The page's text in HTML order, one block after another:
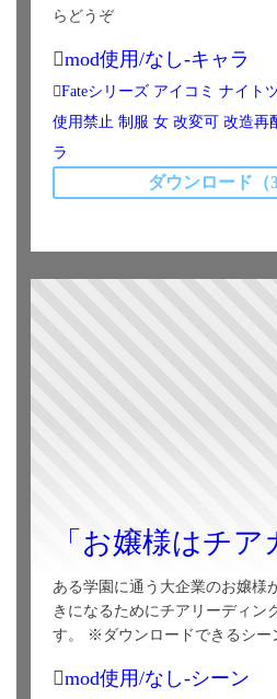
らどうぞ
mod使用/なし-キャラ
Fateシリーズ アイコミ ナイト
使用禁止 制服 女 改変可 改造再
ラ
ダウンロード（
「お嬢様はチア
ある学園に通う大企業のお嬢様
きになるためにチアリーディン
す。 ※ダウンロードできるシ
mod使用/なし-シーン